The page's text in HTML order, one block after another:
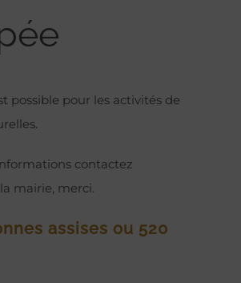
possible pour les activités de
contactez
mairie, merci.
assises ou 520